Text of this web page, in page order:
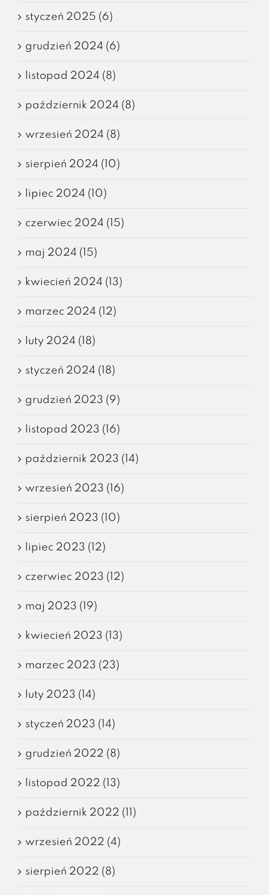
styczeń 2025 (6)
grudzień 2024 (6)
listopad 2024 (8)
październik 2024 (8)
wrzesień 2024 (8)
sierpień 2024 (10)
lipiec 2024 (10)
czerwiec 2024 (15)
maj 2024 (15)
kwiecień 2024 (13)
marzec 2024 (12)
luty 2024 (18)
styczeń 2024 (18)
grudzień 2023 (9)
listopad 2023 (16)
październik 2023 (14)
wrzesień 2023 (16)
sierpień 2023 (10)
lipiec 2023 (12)
czerwiec 2023 (12)
maj 2023 (19)
kwiecień 2023 (13)
marzec 2023 (23)
luty 2023 (14)
styczeń 2023 (14)
grudzień 2022 (8)
listopad 2022 (13)
październik 2022 (11)
wrzesień 2022 (4)
sierpień 2022 (8)